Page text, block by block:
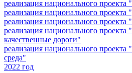
реализация национального проекта
реализация национального проекта
реализация национального проекта
реализация национального проекта
качественные дороги"
реализация национального проекта
среда"
2022 год